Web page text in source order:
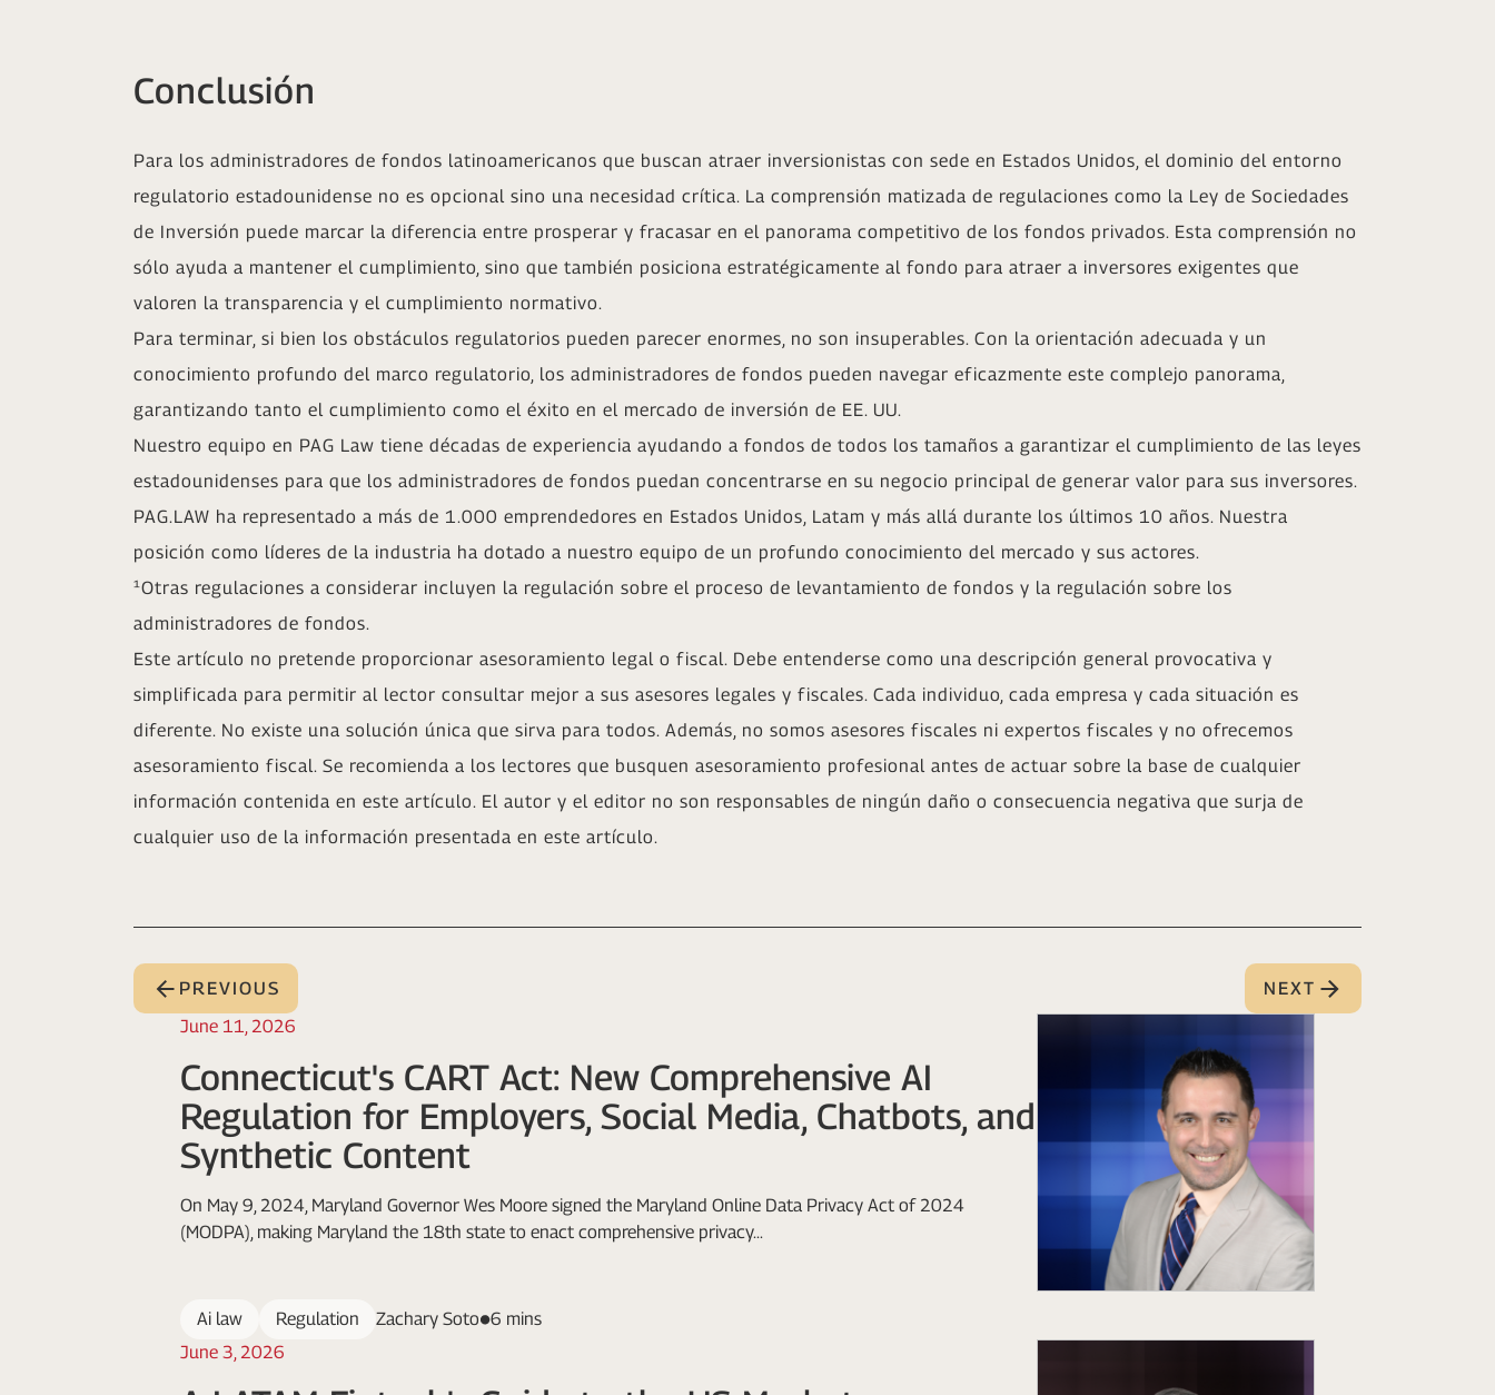
Conclusión
Para los administradores de fondos latinoamericanos que buscan atraer inversionistas con sede en Estados Unidos, el dominio del entorno
regulatorio estadounidense no es opcional sino una necesidad crítica. La comprensión matizada de regulaciones como la Ley de Sociedades
de Inversión puede marcar la diferencia entre prosperar y fracasar en el panorama competitivo de los fondos privados. Esta comprensión no
sólo ayuda a mantener el cumplimiento, sino que también posiciona estratégicamente al fondo para atraer a inversores exigentes que
valoren la transparencia y el cumplimiento normativo.
Para terminar, si bien los obstáculos regulatorios pueden parecer enormes, no son insuperables. Con la orientación adecuada y un
conocimiento profundo del marco regulatorio, los administradores de fondos pueden navegar eficazmente este complejo panorama,
garantizando tanto el cumplimiento como el éxito en el mercado de inversión de EE. UU.
Nuestro equipo en PAG Law tiene décadas de experiencia ayudando a fondos de todos los tamaños a garantizar el cumplimiento de las leyes
estadounidenses para que los administradores de fondos puedan concentrarse en su negocio principal de generar valor para sus inversores.
PAG.LAW ha representado a más de 1.000 emprendedores en Estados Unidos, Latam y más allá durante los últimos 10 años. Nuestra
posición como líderes de la industria ha dotado a nuestro equipo de un profundo conocimiento del mercado y sus actores.
¹Otras regulaciones a considerar incluyen la regulación sobre el proceso de levantamiento de fondos y la regulación sobre los
administradores de fondos.
Este artículo no pretende proporcionar asesoramiento legal o fiscal. Debe entenderse como una descripción general provocativa y
simplificada para permitir al lector consultar mejor a sus asesores legales y fiscales. Cada individuo, cada empresa y cada situación es
diferente. No existe una solución única que sirva para todos. Además, no somos asesores fiscales ni expertos fiscales y no ofrecemos
asesoramiento fiscal. Se recomienda a los lectores que busquen asesoramiento profesional antes de actuar sobre la base de cualquier
información contenida en este artículo. El autor y el editor no son responsables de ningún daño o consecuencia negativa que surja de
cualquier uso de la información presentada en este artículo.
PREVIOUS
NEXT
June 11, 2026
Connecticut's CART Act: New Comprehensive AI
Regulation for Employers, Social Media, Chatbots, and
Synthetic Content
On May 9, 2024, Maryland Governor Wes Moore signed the Maryland Online Data Privacy Act of 2024
(MODPA), making Maryland the 18th state to enact comprehensive privacy...
Ai law Regulation Zachary Soto 6 mins
June 3, 2026